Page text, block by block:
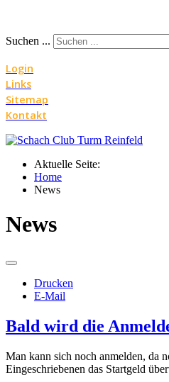
Suchen ...
Login
Links
Sitemap
Kontakt
Aktuelle Seite:
Home
News
News
Drucken
E-Mail
Bald wird die
Man kann sich noch anmelden, da
Eingeschriebenen das Startgeld